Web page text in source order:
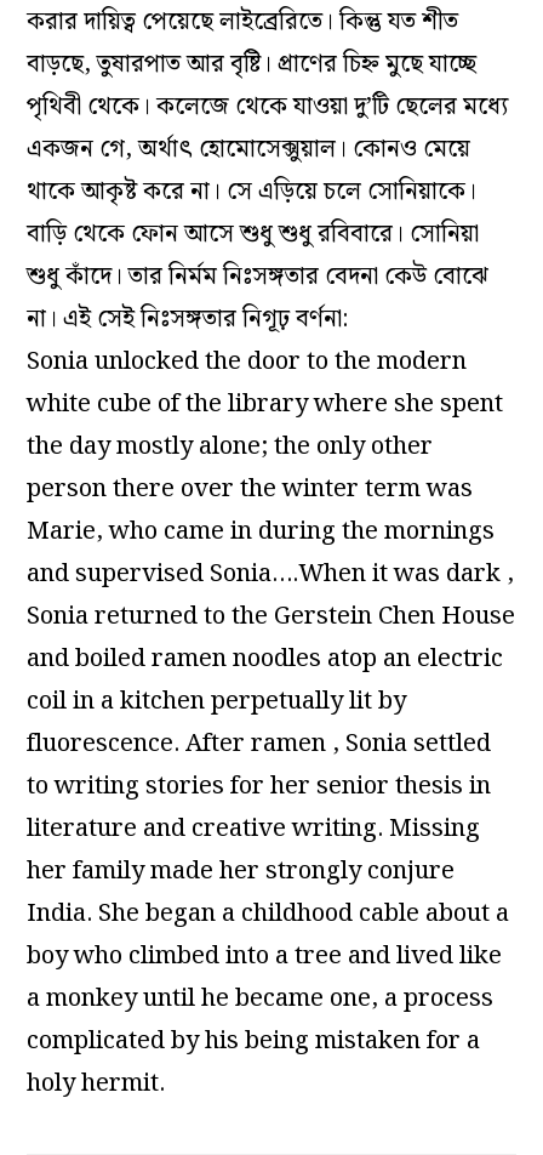
করার দায়িত্ব পেয়েছে লাইব্রেরিতে। কিন্তু যত শীত
বাড়ছে, তুষারপাত আর বৃষ্টি। প্রাণের চিহ্ন মুছে যাচ্ছে
পৃথিবী থেকে। কলেজে থেকে যাওয়া দু’টি ছেলের মধ্যে
একজন গে, অর্থাৎ হোমোসেক্সুয়াল। কোনও মেয়ে
থাকে আকৃষ্ট করে না। সে এড়িয়ে চলে সোনিয়াকে।
বাড়ি থেকে ফোন আসে শুধু শুধু রবিবারে। সোনিয়া
শুধু কাঁদে। তার নির্মম নিঃসঙ্গতার বেদনা কেউ বোঝে
না। এই সেই নিঃসঙ্গতার নিগূঢ় বর্ণনা:
Sonia unlocked the door to the modern
white cube of the library where she spent
the day mostly alone; the only other
person there over the winter term was
Marie, who came in during the mornings
and supervised Sonia….When it was dark ,
Sonia returned to the Gerstein Chen House
and boiled ramen noodles atop an electric
coil in a kitchen perpetually lit by
fluorescence. After ramen , Sonia settled
to writing stories for her senior thesis in
literature and creative writing. Missing
her family made her strongly conjure
India. She began a childhood cable about a
boy who climbed into a tree and lived like
a monkey until he became one, a process
complicated by his being mistaken for a
holy hermit.